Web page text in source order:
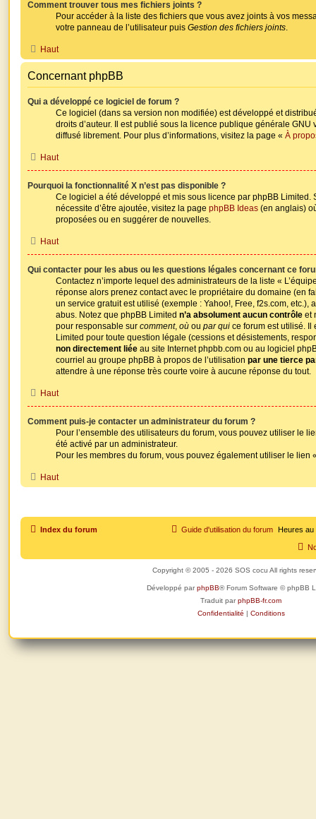
Comment trouver tous mes fichiers joints ?
Pour accéder à la liste des fichiers que vous avez joints à vos
votre panneau de l’utilisateur puis Gestion des fichiers joints
Haut
Concernant phpBB
Qui a développé ce logiciel de forum ?
Ce logiciel (dans sa version non modifiée) est développé et
droits d’auteur. Il est publié sous la licence publique générale GNU
diffusé librement. Pour plus d’informations, visitez la page « À
Haut
Pourquoi la fonctionnalité X n’est pas disponible ?
Ce logiciel a été développé et mis sous licence par phpBB Limited.
nécessite d’être ajoutée, visitez la page phpBB Ideas (en anglais)
proposées ou en suggérer de nouvelles.
Haut
Qui contacter pour les abus ou les questions légales concernant ce
Contactez n’importe lequel des administrateurs de la liste «
réponse alors prenez contact avec le propriétaire du domaine (en
un service gratuit est utilisé (exemple : Yahoo!, Free, f2s.com, etc.),
abus. Notez que phpBB Limited n’a absolument aucun contrôle et
pour responsable sur comment, où ou par qui ce forum est utilisé. Il
Limited pour toute question légale (cessions et désistements,
non directement liée au site Internet phpbb.com ou au logiciel
courriel au groupe phpBB à propos de l’utilisation par une tierce
attendre à une réponse très courte voire à aucune réponse du tout.
Haut
Comment puis-je contacter un administrateur du forum ?
Pour l’ensemble des utilisateurs du forum, vous pouvez utiliser le
été activé par un administrateur.
Pour les membres du forum, vous pouvez également utiliser le lien
Haut
Index du forum Heures
Guide d'utilisation du forum
Copyright © 2005 - 2026 SOS cocu All rights
Développé parphpBB® Forum Software © phpBB
Traduit parphpBB-fr.com
Confidentialité | Conditions